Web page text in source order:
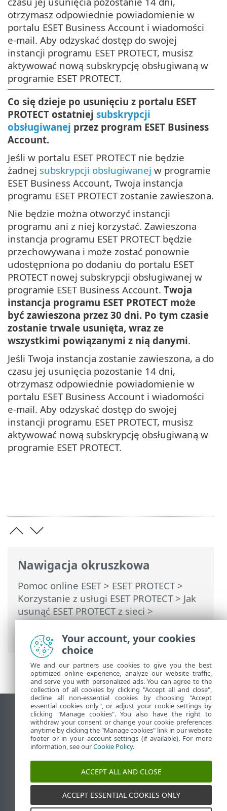
Nawigacja okruszkowa
Pomoc online ESET> ESET PROTECT>
Korzystanie z usługi ESET PROTECT> Jak
usunąć ESET PROTECT z sieci>
Wygaśnięcie ostatniej subskrypcji ESET
PROTECT
otrzymasz odpowiednie powiadomienie w
portalu ESET Business Account i wiadomości
e-mail. Aby odzyskać dostęp do swojej
instancji programu ESET PROTECT, musisz
aktywować nową subskrypcję obsługiwaną w
programie ESET PROTECT.
Co się dzieje po usunięciu z portalu ESET
PROTECT ostatniej subskrypcji
obsługiwanej przez program ESET Business
Account.
Jeśli w portalu ESET PROTECT nie będzie
żadnej subskrypcji obsługiwanej w programie
ESET Business Account, Twoja instancja
programu ESET PROTECT zostanie zawieszona.
Nie będzie można otworzyć instancji
programu ani z niej korzystać. Zawieszona
instancja programu ESET PROTECT będzie
przechowywana i może zostać ponownie
udostępniona po dodaniu do portalu ESET
PROTECT nowej subskrypcji obsługiwanej w
programie ESET Business Account. Twoja
instancja programu ESET PROTECT może
być zawieszona przez 30 dni. Po tym czasie
zostanie trwale usunięta, wraz ze
wszystkimi powiązanymi z nią danymi.
Jeśli Twoja instancja zostanie zawieszona, a do
czasu jej usunięcia pozostanie 14 dni,
otrzymasz odpowiednie powiadomienie w
portalu ESET Business Account i wiadomości
e-mail. Aby odzyskać dostęp do swojej
instancji programu ESET PROTECT, musisz
aktywować nową subskrypcję obsługiwaną w
programie ESET PROTECT.
Wyświetl witrynę internetową dla
komputerów
End of Life
Baza wiedzy ESET
Forum ESET
ESET Status Portal
Pomoc regionalna
Your account, your cookies
choice
We and our partners use cookies to give you the best
optimized online experience, analyze our website traffic,
and serve you with personalized ads. You can agree to the
collection of all cookies by clicking "Accept all and close",
decline all non-essential cookies by choosing "Accept
essential cookies only", or adjust your cookie settings by
clicking "Manage cookies". You also have the right to
withdraw your consent or change your cookie preferences
anytime by clicking the "Manage cookies" link in our website
footer or in your account settings (if available). For more
information, see ourCookie Policy.
ACCEPT ALL AND CLOSE
ACCEPT ESSENTIAL COOKIES ONLY